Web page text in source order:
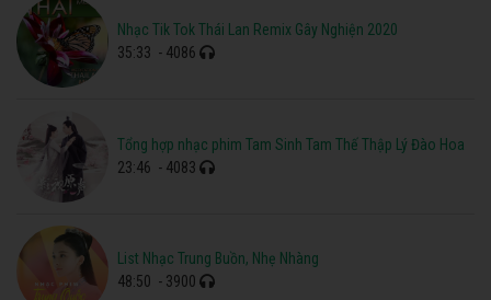
Nhạc Tik Tok Thái Lan Remix Gây Nghiện 2020
35:33 - 4086
Tổng hợp nhạc phim Tam Sinh Tam Thế Thập Lý Đào Hoa
23:46 - 4083
List Nhạc Trung Buồn, Nhẹ Nhàng
48:50 - 3900